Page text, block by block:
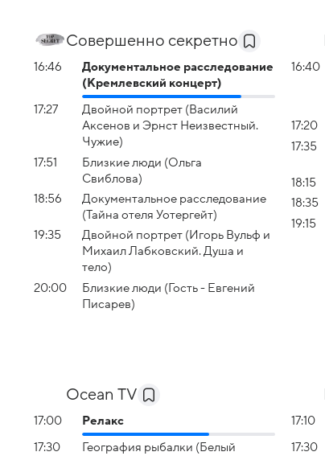
Совершенно секретно
16:46
Документальное расследование
(Кремлевский концерт)
17:27
Двойной портрет (Василий
Аксенов и Эрнст Неизвестный.
Чужие)
17:51
Близкие люди (Ольга
Свиблова)
18:56
Документальное расследование
(Тайна отеля Уотергейт)
19:35
Двойной портрет (Игорь Вульф и
Михаил Лабковский. Душа и
тело)
20:00
Близкие люди (Гость - Евгений
Писарев)
16:40
17:20
17:35
18:15
18:35
19:15
Ocean TV
17:00 Релакс
17:30
География рыбалки (Белый
17:10
17:30